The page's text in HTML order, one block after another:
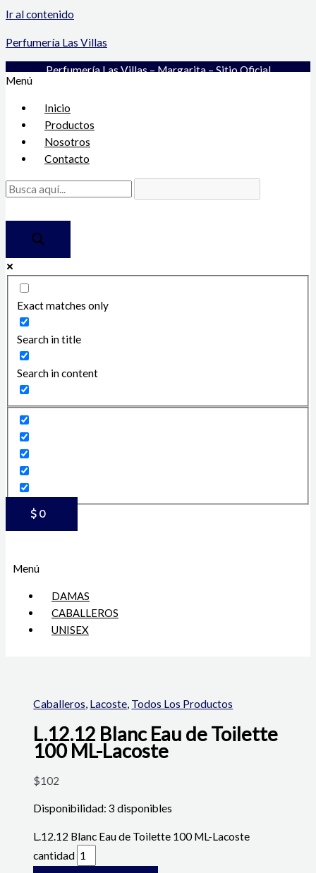
Ir al contenido
Perfumería Las Villas
Perfumería Las Villas – Margarita – Sitio Oficial
Menú
Inicio
Productos
Nosotros
Contacto
Exact matches only
Search in title
Search in content
$ 0
Menú
DAMAS
CABALLEROS
UNISEX
Caballeros, Lacoste, Todos Los Productos
L.12.12 Blanc Eau de Toilette
100 ML-Lacoste
$102
Disponibilidad: 3 disponibles
L.12.12 Blanc Eau de Toilette 100 ML-Lacoste
cantidad